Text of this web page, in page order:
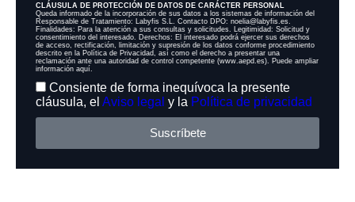
CLÁUSULA DE PROTECCIÓN DE DATOS DE CARÁCTER PERSONAL
Queda informado de la incorporación de sus datos a los sistemas de información del
Responsable de Tratamiento: Labyfis S.L. Contacto DPO: noelia@labyfis.es.
Finalidades: Para la atención a sus consultas y solicitudes. Legitimidad: Solicitud y
consentimiento del interesado. Derechos: El interesado podrá ejercer sus derechos
de acceso, rectificación, limitación y supresión de los datos conforme procedimiento
descrito en la Política de Privacidad, así como el derecho a presentar una
reclamación ante una autoridad de control competente (www.aepd.es). Puede ampliar
información aquí.
Consiente de forma inequívoca la presente
cláusula, el Aviso legal y la Política de privacidad
Suscríbete